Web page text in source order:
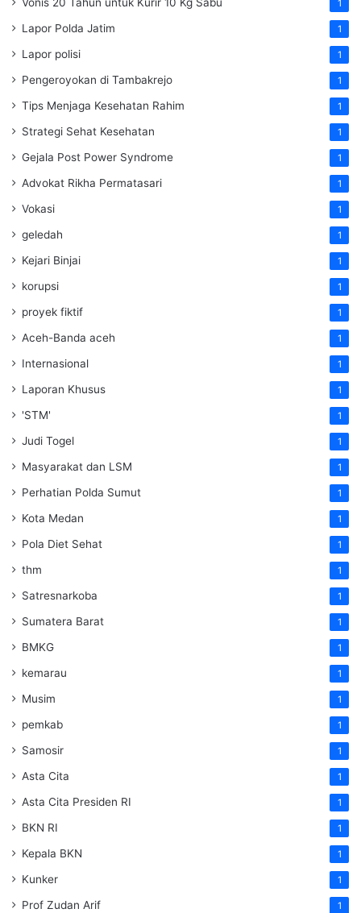
1
Lapor Polda Jatim 1
Lapor polisi 1
Pengeroyokan di Tambakrejo 1
Tips Menjaga Kesehatan Rahim 1
Strategi Sehat Kesehatan 1
Gejala Post Power Syndrome 1
Advokat Rikha Permatasari 1
Vokasi 1
geledah 1
Kejari Binjai 1
korupsi 1
proyek fiktif 1
Aceh-Banda aceh 1
Internasional 1
Laporan Khusus 1
'STM' 1
Judi Togel 1
Masyarakat dan LSM 1
Perhatian Polda Sumut 1
Kota Medan 1
Pola Diet Sehat 1
thm 1
Satresnarkoba 1
Sumatera Barat 1
BMKG 1
kemarau 1
Musim 1
pemkab 1
Samosir 1
Asta Cita 1
Asta Cita Presiden RI 1
BKN RI 1
Kepala BKN 1
Kunker 1
Prof Zudan Arif 1